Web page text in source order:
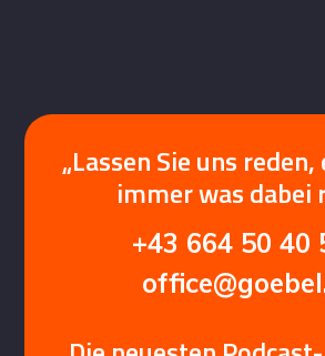
„Lassen Sie uns
immer was dabei
+43 664 50 40